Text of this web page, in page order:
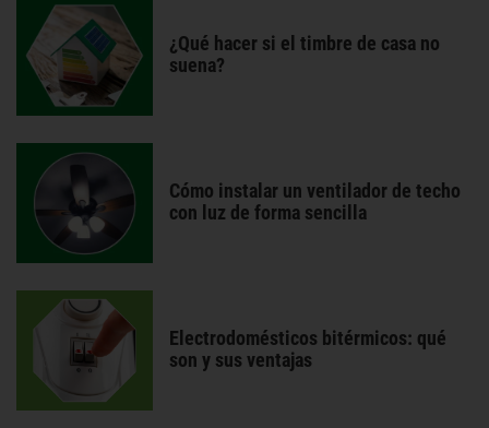
¿Qué hacer si el timbre de casa no
suena?
Cómo instalar un ventilador de techo
con luz de forma sencilla
Electrodomésticos bitérmicos: qué
son y sus ventajas